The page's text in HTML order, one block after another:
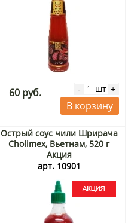
60 руб. - шт +
В корзину
Острый соус чили Шрирача
Cholimex, Вьетнам, 520 г
Акция
арт. 10901